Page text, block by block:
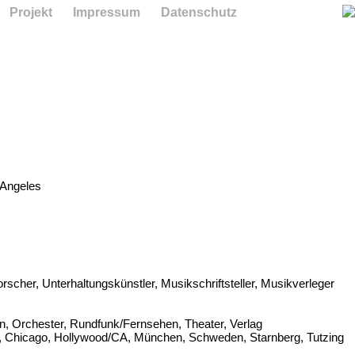
Unterhaltungskünstler, Musikschriftsteller, Musikverleger
Orchester, Rundfunk/Fernsehen, Theater, Verlag
Hollywood/CA,​ München,​ Schweden,​ Starnberg,​ Tutzing
Projekt Impressum Datenschutz